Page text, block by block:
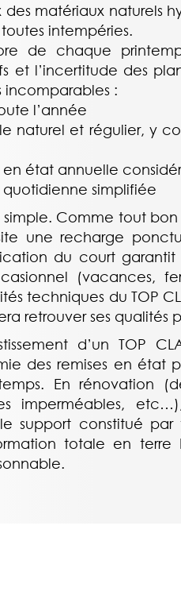
matériaux naturels
intempéries.
de chaque
et l’incertitude des
incomparables :
l’année
naturel et régulier, y
en état annuelle
simplifiée
simple. Comme tout
une recharge
du court
(vacances,
techniques du TOP
retrouver ses qualités
d’un TOP
des remises en état
En rénovation
imperméables,
support constitué par
totale en